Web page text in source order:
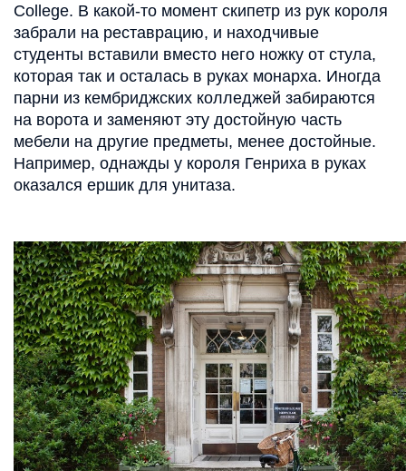
College. В какой-то момент скипетр из рук короля
забрали на реставрацию, и находчивые
студенты вставили вместо него ножку от стула,
которая так и осталась в руках монарха. Иногда
парни из кембриджских колледжей забираются
на ворота и заменяют эту достойную часть
мебели на другие предметы, менее достойные.
Например, однажды у короля Генриха в руках
оказался ершик для унитаза.